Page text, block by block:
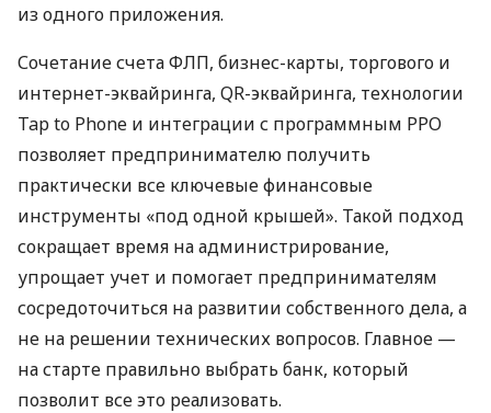
из одного приложения.
Сочетание счета ФЛП, бизнес-карты, торгового и
интернет-эквайринга, QR-эквайринга, технологии
Tap to Phone и интеграции с программным РРО
позволяет предпринимателю получить
практически все ключевые финансовые
инструменты «под одной крышей». Такой подход
сокращает время на администрирование,
упрощает учет и помогает предпринимателям
сосредоточиться на развитии собственного дела, а
не на решении технических вопросов. Главное —
на старте правильно выбрать банк, который
позволит все это реализовать.